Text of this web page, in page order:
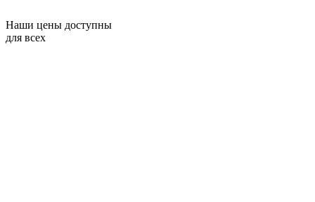
Наши цены доступны
для всех